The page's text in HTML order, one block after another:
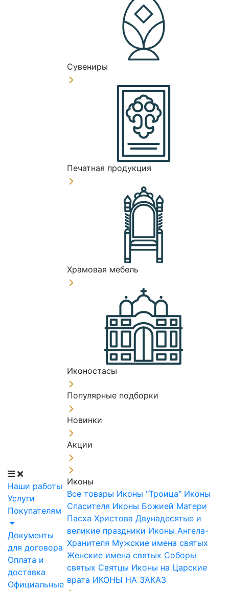
Наши работы
Услуги
Покупателям
Документы
для договора
Оплата и
доставка
Официальные
Сувениры
Печатная продукция
Храмовая мебель
Иконостасы
Популярные подборки
Новинки
Акции
Иконы
Все товары Иконы "Троица" Иконы
Спасителя Иконы Божией Матери
Пасха Христова Двунадесятые и
великие праздники Иконы Ангела-
Хранителя Мужские имена святых
Женские имена святых Соборы
святых Святцы Иконы на Царские
врата ИКОНЫ НА ЗАКАЗ